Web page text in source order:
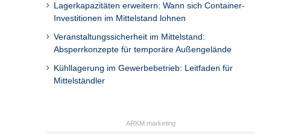
Lagerkapazitäten erweitern: Wann sich Container-
Investitionen im Mittelstand lohnen
Veranstaltungssicherheit im Mittelstand:
Absperrkonzepte für temporäre Außengelände
Kühllagerung im Gewerbebetrieb: Leitfaden für
Mittelständler
ARKM.marketing